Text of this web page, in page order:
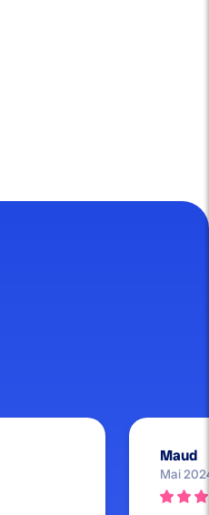
Maud
Mai